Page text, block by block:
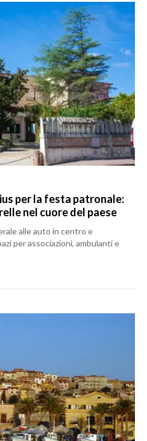
per la festa patronale:
nel cuore del paese
alle auto in centro e
per associazioni, ambulanti e